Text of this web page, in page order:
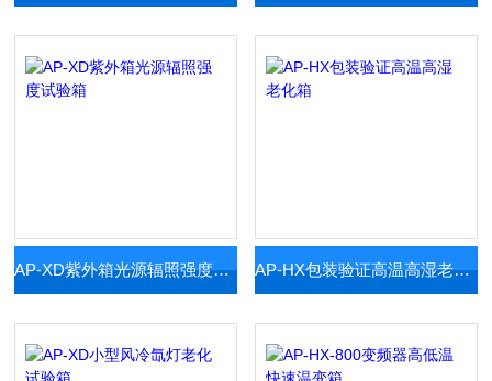
AP-XD紫外箱光源辐照强度试验箱 AP-HX包装验证高温高湿老化箱